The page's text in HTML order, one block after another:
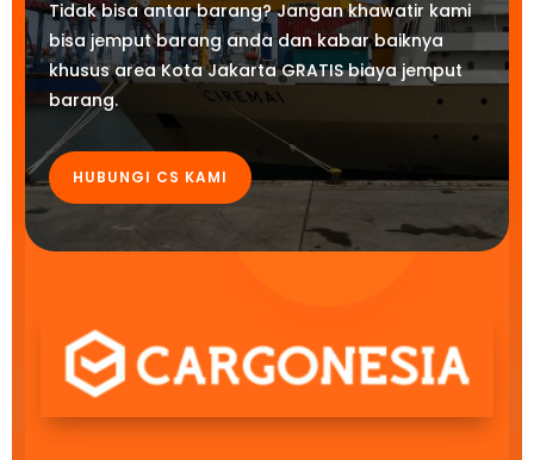
Tidak bisa antar barang? Jangan khawatir kami
bisa jemput barang anda dan kabar baiknya
khusus area Kota Jakarta GRATIS biaya jemput
barang.
HUBUNGI CS KAMI